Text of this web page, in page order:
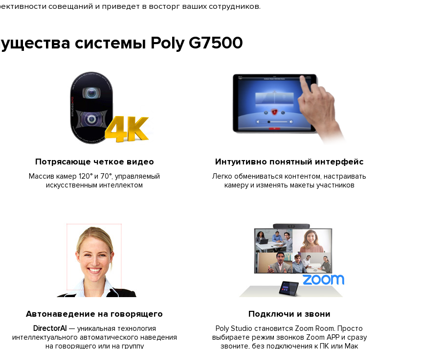
совещаний и приведет в восторг ваших сотрудников.
системы Poly G7500
Потрясающе четкое видео
Массив камер 120° и 70°, управляемый
искусственным интеллектом
Интуитивно понятный интерфейс
Легко обмениваться контентом, настраивать
камеру и изменять макеты участников
Автонаведение на говорящего
DirectorAI— уникальная технология
интеллектуального автоматического наведения
на говорящего или на группу
Подключи и звони
Poly Studio становится Zoom Room. Просто
выбираете режим звонков Zoom APP и сразу
звоните, без подключения к ПК или Maк